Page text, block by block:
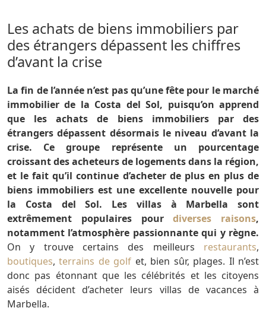
Les achats de biens immobiliers par
des étrangers dépassent les chiffres
d’avant la crise
La fin de l’année n’est pas qu’une fête pour le marché
immobilier de la Costa del Sol, puisqu’on apprend
que les achats de biens immobiliers par des
étrangers dépassent désormais le niveau d’avant la
crise. Ce groupe représente un pourcentage
croissant des acheteurs de logements dans la région,
et le fait qu’il continue d’acheter de plus en plus de
biens immobiliers est une excellente nouvelle pour
la Costa del Sol. Les villas à Marbella sont
extrêmement populaires pourdiverses raisons,
notamment l’atmosphère passionnante qui y règne.
On y trouve certains des meilleurs restaurants,
boutiques,terrains de golf et, bien sûr, plages. Il n’est
donc pas étonnant que les célébrités et les citoyens
aisés décident d’acheter leurs villas de vacances à
Marbella.